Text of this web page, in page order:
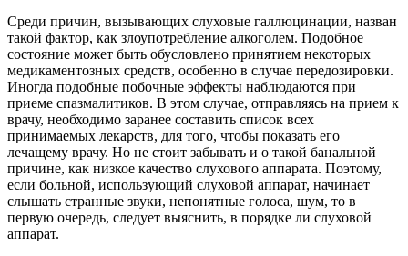
Среди причин, вызывающих слуховые галлюцинации, назван
такой фактор, как злоупотребление алкоголем. Подобное
состояние может быть обусловлено принятием некоторых
медикаментозных средств, особенно в случае передозировки.
Иногда подобные побочные эффекты наблюдаются при
приеме спазмалитиков. В этом случае, отправляясь на прием к
врачу, необходимо заранее составить список всех
принимаемых лекарств, для того, чтобы показать его
лечащему врачу. Но не стоит забывать и о такой банальной
причине, как низкое качество слухового аппарата. Поэтому,
если больной, использующий слуховой аппарат, начинает
слышать странные звуки, непонятные голоса, шум, то в
первую очередь, следует выяснить, в порядке ли слуховой
аппарат.